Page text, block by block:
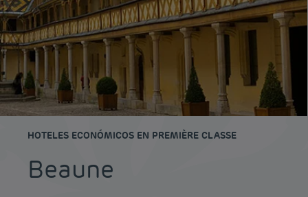
HOTELES ECONÓMICOS EN PREMIÈRE CLASSE
Beaune